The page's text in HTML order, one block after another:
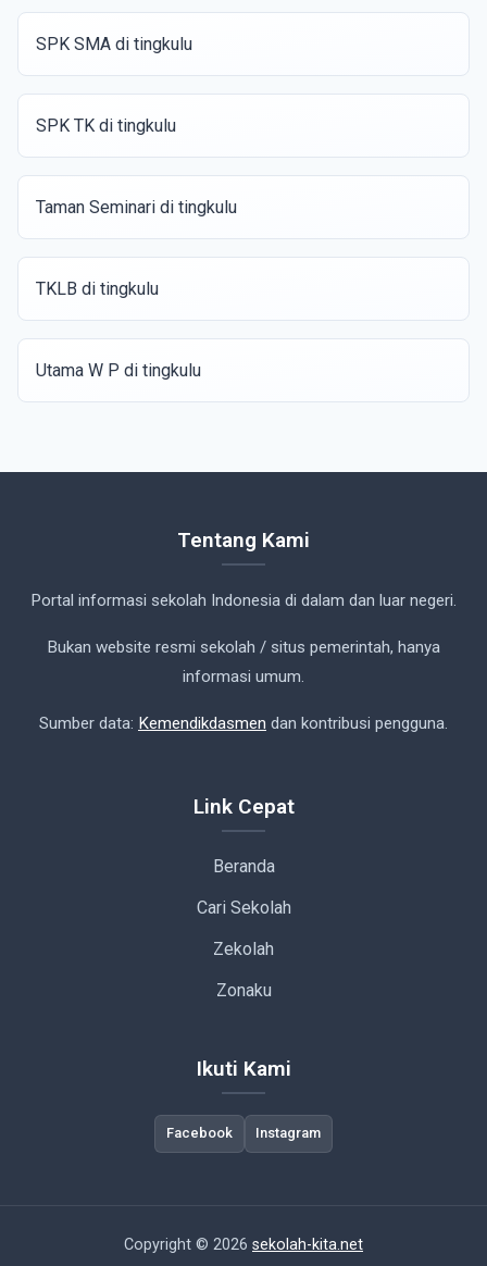
SPK SMA di tingkulu
SPK TK di tingkulu
Taman Seminari di tingkulu
TKLB di tingkulu
Utama W P di tingkulu
Tentang Kami
Portal informasi sekolah Indonesia di dalam dan luar negeri.
Bukan website resmi sekolah / situs pemerintah, hanya
informasi umum.
Sumber data: Kemendikdasmen dan kontribusi pengguna.
Link Cepat
Beranda
Cari Sekolah
Zekolah
Zonaku
Ikuti Kami
Facebook Instagram
Copyright © 2026 sekolah-kita.net